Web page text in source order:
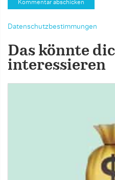
Datenschutzbestimmungen
Das könnte
interessieren